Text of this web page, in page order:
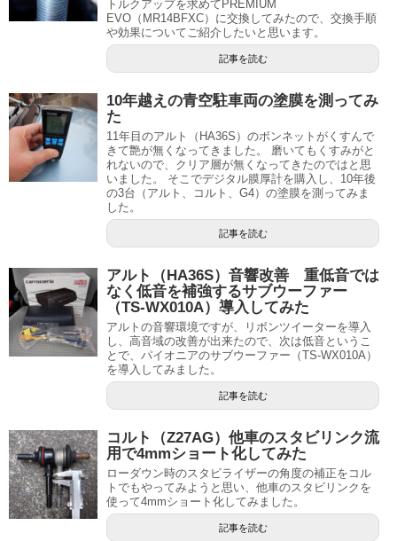
トルクアップを求めてPREMIUM
EVO（MR14BFXC）に交換してみたので、交換手順
や効果についてご紹介したいと思います。
記事を読む
10年越えの青空駐車両の塗膜を測ってみ
た
11年目のアルト（HA36S）のボンネットがくすんで
きて艶が無くなってきました。 磨いてもくすみがと
れないので、クリア層が無くなってきたのではと思
いました。 そこでデジタル膜厚計を購入し、10年後
の3台（アルト、コルト、G4）の塗膜を測ってみま
した。
記事を読む
アルト（HA36S）音響改善 重低音では
なく低音を補強するサブウーファー
（TS-WX010A）導入してみた
アルトの音響環境ですが、リボンツイーターを導入
し、高音域の改善が出来たので、次は低音というこ
とで、パイオニアのサブウーファー（TS-WX010A）
を導入してみました。
記事を読む
コルト（Z27AG）他車のスタビリンク流
用で4mmショート化してみた
ローダウン時のスタビライザーの角度の補正をコル
トでもやってみようと思い、他車のスタビリンクを
使って4mmショート化してみました。
記事を読む